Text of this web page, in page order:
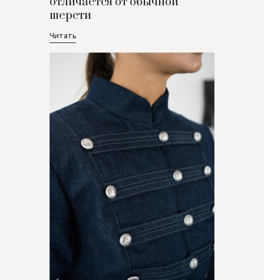
шерсти
Читать